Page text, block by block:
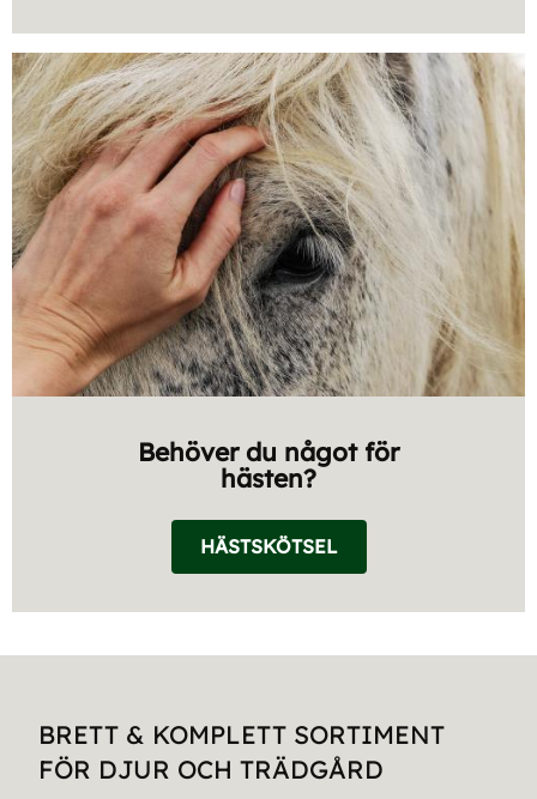
Behöver du något för
hästen?
HÄSTSKÖTSEL
BRETT & KOMPLETT SORTIMENT
FÖR DJUR OCH TRÄDGÅRD